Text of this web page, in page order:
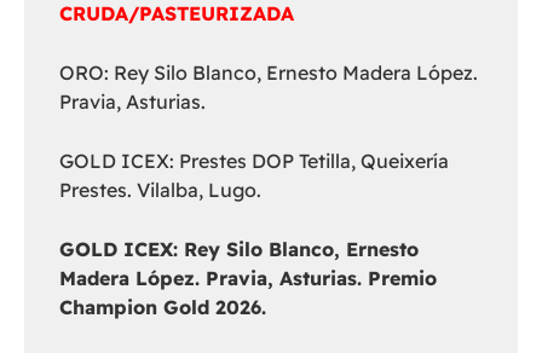
CRUDA/PASTEURIZADA
ORO: Rey Silo Blanco, Ernesto Madera López.
Pravia, Asturias.
GOLD ICEX: Prestes DOP Tetilla, Queixería
Prestes. Vilalba, Lugo.
GOLD ICEX: Rey Silo Blanco, Ernesto
Madera López. Pravia, Asturias. Premio
Champion Gold 2026.